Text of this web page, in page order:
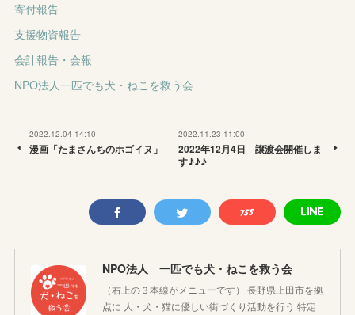
寄付報告
支援物資報告
会計報告・会報
NPO法人一匹でも犬・ねこを救う会
2022.12.04 14:10
漫画「たまさんちのホゴイヌ」
2022.11.23 11:00
2022年12月4日 譲渡会開催しま
す♪♪♪
NPO法人 一匹でも犬・ねこを救う会
（右上の３本線がメニューです） 長野県上田市を拠
点に 人・犬・猫に優しい街づくり活動を行う 特定